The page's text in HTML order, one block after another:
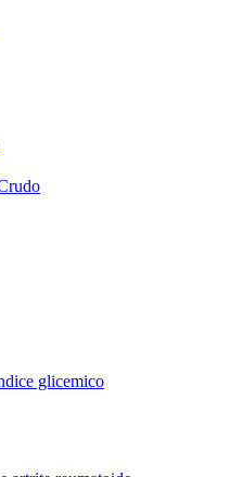
glicemico